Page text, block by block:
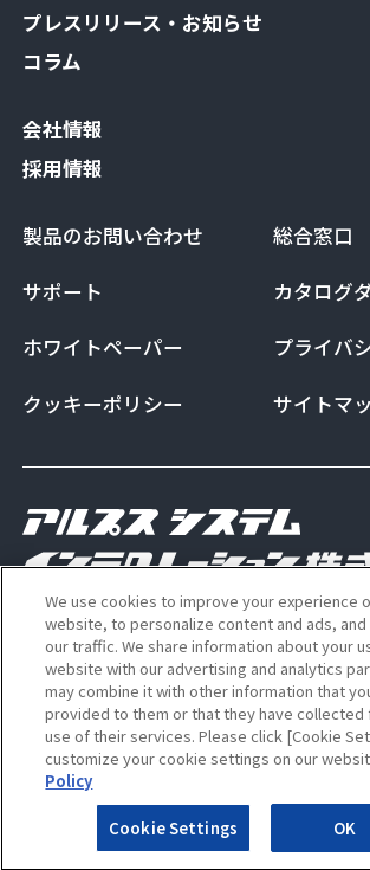
プレスリリース・お知らせ
コラム
会社情報
採用情報
製品のお問い合わせ
総合窓口
サポート
カタログ
ホワイトペーパー
プライバ
クッキーポリシー
サイトマ
Copyright Alps System
rights reserved
ALSI 公式
ALSI 公式
We use cookies to improve your experience
website, to personalize content and ads, and
our traffic. We share information about your
website with our advertising and analytics
may combine it with other information that
provided to them or that they have collected
use of their services. Please click [Cookie
customize your cookie settings on our
Policy
Cookie Settings OK